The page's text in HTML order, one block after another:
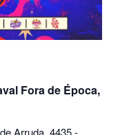
Fora de Época,
Arruda, 4435 -